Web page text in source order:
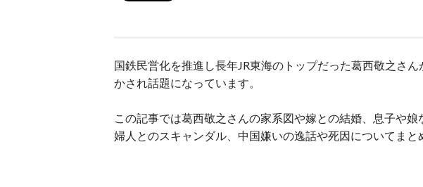
国鉄民営化を推進し長年JR東海のトップだった葛西敬之さ
かされ話題になっています。
この記事では葛西敬之さんの家系図や嫁との結婚、息子や
婦人とのスキャンダル、中国嫌いの逸話や死因についてまと